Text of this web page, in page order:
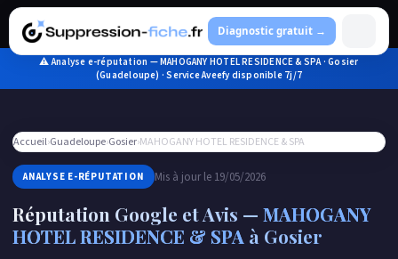
Diagnostic gratuit →
Aller
contenu
⚠ Analyse e-réputation — MAHOGANY HOTEL RESIDENCE & SPA · Gosier
(Guadeloupe) · Service Aveefy disponible 7j/7
Accueil›Guadeloupe›Gosier›MAHOGANY HOTEL RESIDENCE & SPA
ANALYSE E-RÉPUTATION Mis à jour le 19/05/2026
Réputation Google et Avis — MAHOGANY
HOTEL RESIDENCE & SPA à Gosier